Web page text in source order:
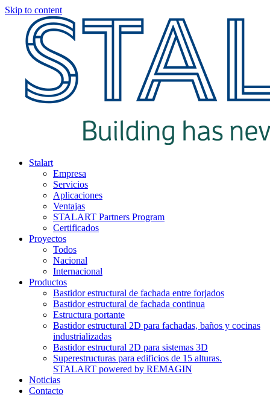
Skip to content
Stalart
Empresa
Servicios
Aplicaciones
Ventajas
STALART Partners Program
Certificados
Proyectos
Todos
Nacional
Internacional
Productos
Bastidor estructural de fachada entre forjados
Bastidor estructural de fachada continua
Estructura portante
Bastidor estructural 2D para fachadas, baños y cocinas
industrializadas
Bastidor estructural 2D para sistemas 3D
Superestructuras para edificios de 15 alturas.
STALART powered by REMAGIN
Noticias
Contacto